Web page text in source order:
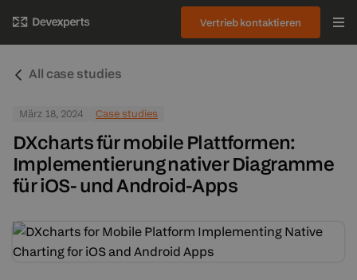
Vertrieb kontaktieren
All case studies
März 18, 2024 Case studies
DXcharts für mobile Plattformen:
Implementierung nativer Diagramme
für iOS- und Android-Apps